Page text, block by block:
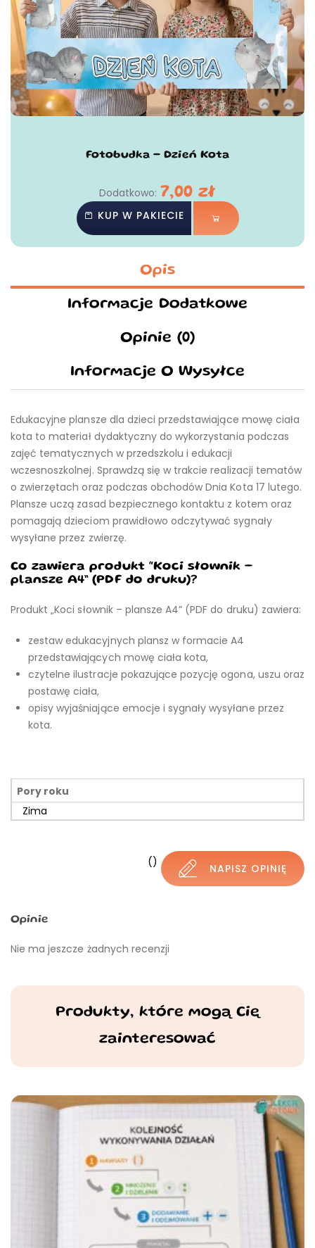
Fotobudka - Dzień Kota
Dodatkowo: 7,00 zł
KUP W PAKIECIE
Opis
Informacje Dodatkowe
Opinie (0)
Informacje O Wysyłce
Edukacyjne plansze dla dzieci przedstawiające mowę ciała
kota to materiał dydaktyczny do wykorzystania podczas
zajęć tematycznych w przedszkolu i edukacji
wczesnoszkolnej. Sprawdzą się w trakcie realizacji tematów
o zwierzętach oraz podczas obchodów Dnia Kota 17 lutego.
Plansze uczą zasad bezpiecznego kontaktu z kotem oraz
pomagają dzieciom prawidłowo odczytywać sygnały
wysyłane przez zwierzę.
Co zawiera produkt “Koci słownik –
plansze A4” (PDF do druku)?
Produkt „Koci słownik – plansze A4” (PDF do druku) zawiera:
zestaw edukacyjnych plansz w formacie A4
przedstawiających mowę ciała kota,
czytelne ilustracje pokazujące pozycję ogona, uszu oraz
postawę ciała,
opisy wyjaśniające emocje i sygnały wysyłane przez
kota.
Pory roku
Zima
() NAPISZ OPINIĘ
Opinie
Nie ma jeszcze żadnych recenzji
Produkty, które mogą Cię
zainteresować